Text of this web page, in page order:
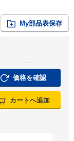
My部品表保存
価格を確認
カートへ追加